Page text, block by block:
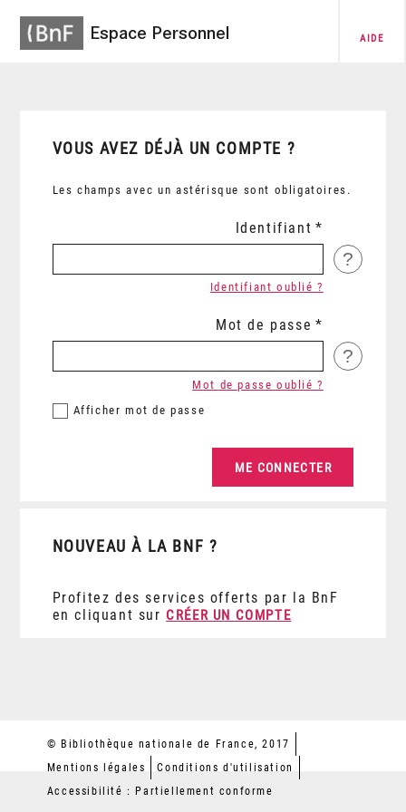
Espace Personnel AIDE
VOUS AVEZ DÉJÀ UN COMPTE ?
Les champs avec un astérisque sont obligatoires.
Identifiant
?
Identifiant oublié ?
Mot de passe
?
Afficher mot de passe
Mot de passe oublié ?
NOUVEAU À LA BNF ?
Profitez des services offerts par la BnF
en cliquant sur CRÉER UN COMPTE
© Bibliothèque nationale de France, 2017
Mentions légales
Conditions d'utilisation
Accessibilité : Partiellement conforme